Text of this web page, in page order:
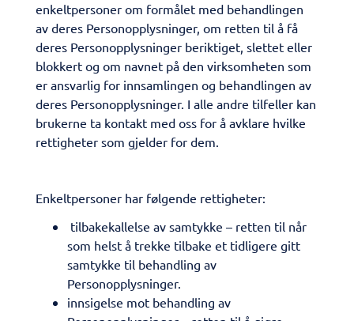
enkeltpersoner om formålet med behandlingen
av deres Personopplysninger, om retten til å få
deres Personopplysninger beriktiget, slettet eller
blokkert og om navnet på den virksomheten som
er ansvarlig for innsamlingen og behandlingen av
deres Personopplysninger. I alle andre tilfeller kan
brukerne ta kontakt med oss for å avklare hvilke
rettigheter som gjelder for dem.
Enkeltpersoner har følgende rettigheter:
​ tilbakekallelse av samtykke – retten til når
som helst å trekke tilbake et tidligere gitt
samtykke til behandling av
Personopplysninger.
innsigelse mot behandling av